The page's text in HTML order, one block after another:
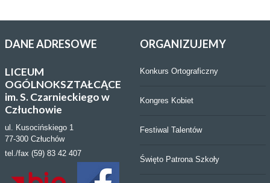
DANEADRESOWE
LICEUM
OGÓLNOKSZTAŁCĄCE
im. S. Czarnieckiego w
Człuchowie
ul. Kusocińskiego 1
77-300 Człuchów
tel./fax (59) 83 42 407
ORGANIZUJEMY
Konkurs Ortograficzny
Kongres Kobiet
Festiwal Talentów
Święto Patrona Szkoły